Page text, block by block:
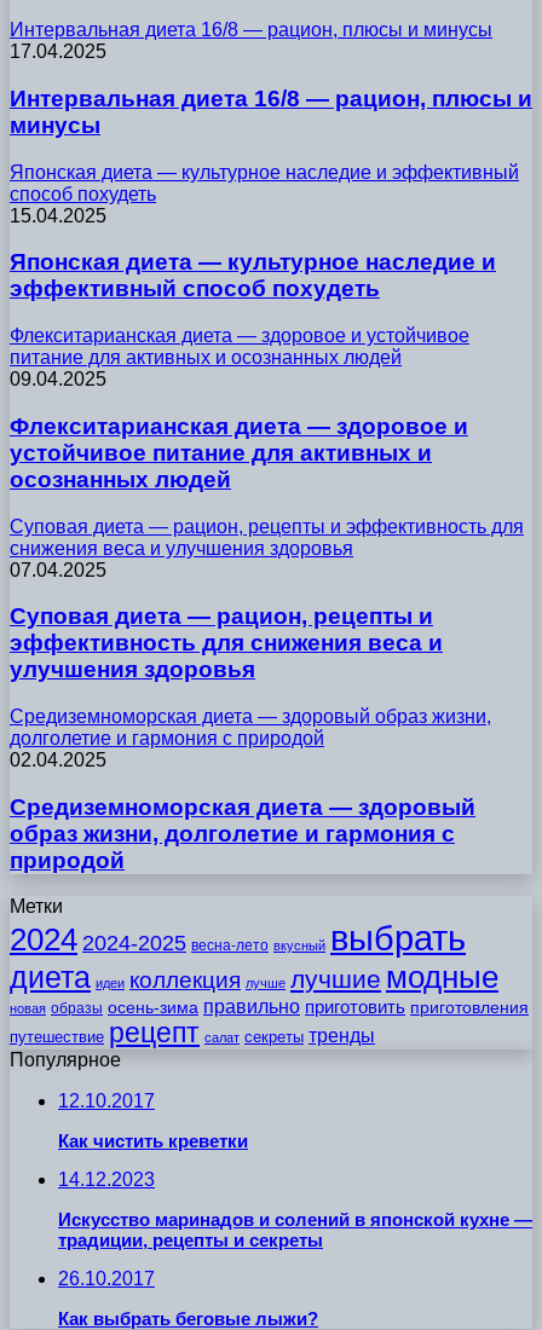
Интервальная диета 16/8 — рацион, плюсы и минусы
17.04.2025
Интервальная диета 16/8 — рацион, плюсы и
минусы
Японская диета — культурное наследие и эффективный
способ похудеть
15.04.2025
Японская диета — культурное наследие и
эффективный способ похудеть
Флекситарианская диета — здоровое и устойчивое
питание для активных и осознанных людей
09.04.2025
Флекситарианская диета — здоровое и
устойчивое питание для активных и
осознанных людей
Суповая диета — рацион, рецепты и эффективность для
снижения веса и улучшения здоровья
07.04.2025
Суповая диета — рацион, рецепты и
эффективность для снижения веса и
улучшения здоровья
Средиземноморская диета — здоровый образ жизни,
долголетие и гармония с природой
02.04.2025
Средиземноморская диета — здоровый
образ жизни, долголетие и гармония с
природой
Метки
2024 2024-2025 весна-лето вкусный выбрать
диета идеи коллекция лучше лучшие модные
новая образы осень-зима правильно приготовить приготовления
путешествие рецепт салат секреты тренды
Популярное
12.10.2017
Как чистить креветки
14.12.2023
Искусство маринадов и солений в японской кухне —
традиции, рецепты и секреты
26.10.2017
Как выбрать беговые лыжи?